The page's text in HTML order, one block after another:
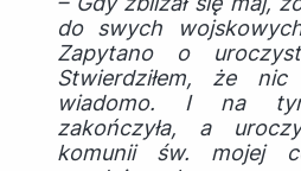
do swych
Zapytano o
Stwierdziłem, że
wiadomo. I na
zakończyła, a
komunii św. mojej